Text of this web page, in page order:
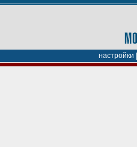
настройки